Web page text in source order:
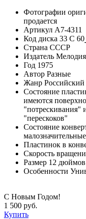
Фотографии
продается
Артикул A7-4311
Код диска 33 С
Страна СССР
Издатель Мелодия
Год 1975
Автор Разные
Жанр
Состояние
имеются
"потрескивания"
"перескоков"
Состояние
Пластинок в
Скорость
Размер 12 дюймов
Особенности
С Новым Годом!
1 500 руб.
Купить